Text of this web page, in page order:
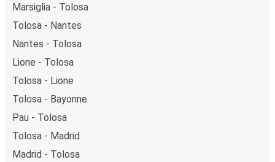
Marsiglia - Tolosa
Tolosa - Nantes
Nantes - Tolosa
Lione - Tolosa
Tolosa - Lione
Tolosa - Bayonne
Pau - Tolosa
Tolosa - Madrid
Madrid - Tolosa